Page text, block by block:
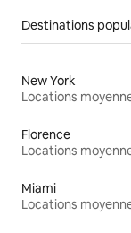
Destinations
New York
Florence
Miami